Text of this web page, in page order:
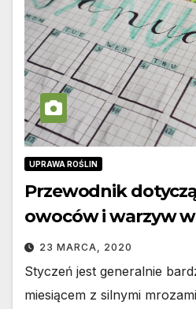
UPRAWA ROŚLIN
Przewodnik
owoców i warzyw
23 MARCA, 2020
Styczeń jest generalnie
miesiącem z silnymi